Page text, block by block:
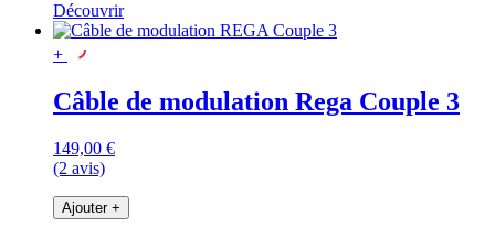
Découvrir
+
Câble de modulation Rega Couple 3
149,00 €
(2 avis)
Ajouter +